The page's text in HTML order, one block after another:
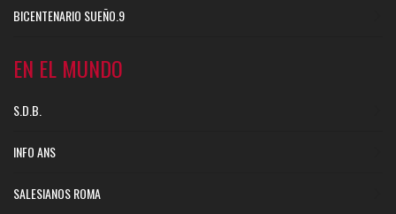
BICENTENARIO SUEÑO.9
EN EL MUNDO
S.D.B.
INFO ANS
SALESIANOS ROMA